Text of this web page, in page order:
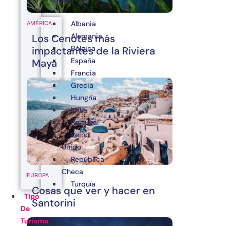
AMÉRICA
Los Cenotes más
impactantes de la Riviera
Maya
EUROPA
Cosas que ver y hacer en
Santorini
Albania
Alemania
Bélgica
España
Francia
Grecia
Hungría
Italia
Portugal
Reino
Unido
República
Checa
Turquía
Tipo
De
Turismo